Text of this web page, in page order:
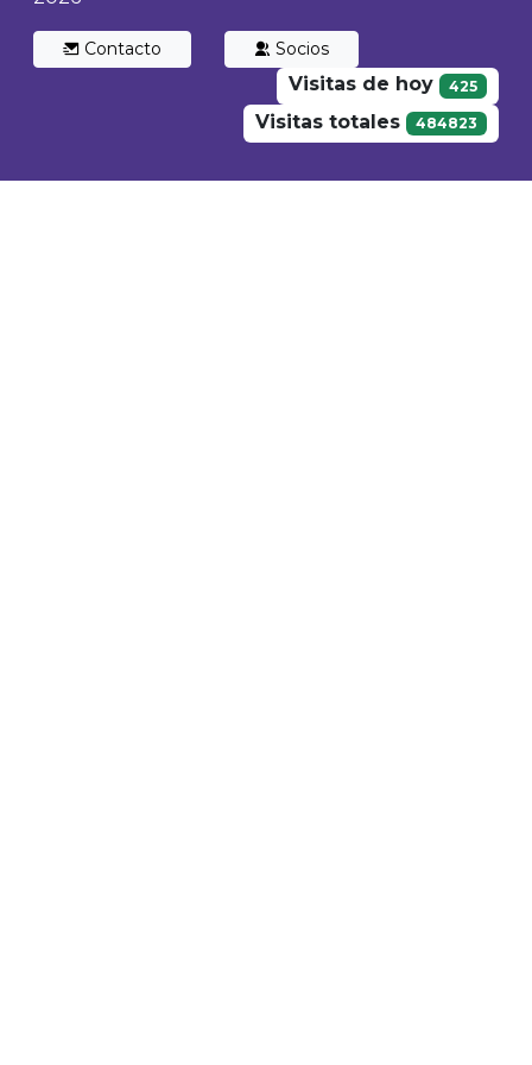
Contacto Socios
Visitas de hoy 425
Visitas totales 484823